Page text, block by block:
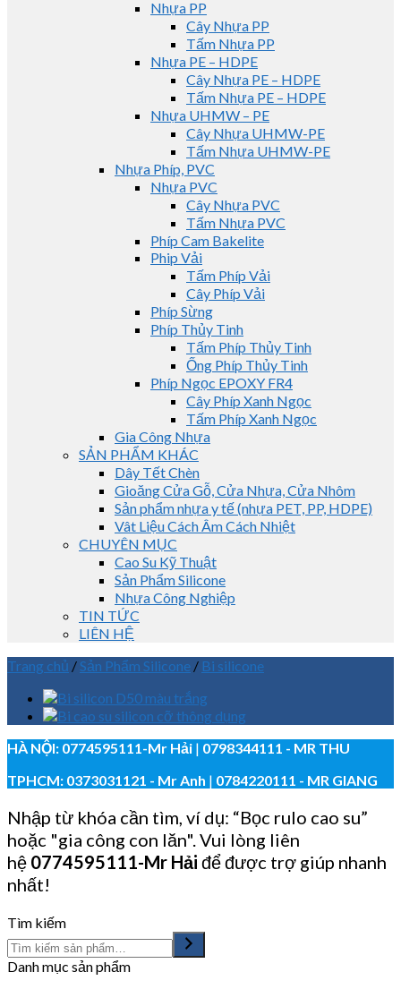
Nhựa PP
Cây Nhựa PP
Tấm Nhựa PP
Nhựa PE – HDPE
Cây Nhựa PE – HDPE
Tấm Nhựa PE – HDPE
Nhựa UHMW – PE
Cây Nhựa UHMW-PE
Tấm Nhựa UHMW-PE
Nhựa Phíp, PVC
Nhựa PVC
Cây Nhựa PVC
Tấm Nhựa PVC
Phíp Cam Bakelite
Phip Vải
Tấm Phíp Vải
Cây Phíp Vải
Phíp Sừng
Phíp Thủy Tinh
Tấm Phíp Thủy Tinh
Ống Phíp Thủy Tinh
Phíp Ngọc EPOXY FR4
Cây Phíp Xanh Ngọc
Tấm Phíp Xanh Ngọc
Gia Công Nhựa
SẢN PHẨM KHÁC
Dây Tết Chèn
Gioăng Cửa Gỗ, Cửa Nhựa, Cửa Nhôm
Sản phẩm nhựa y tế (nhựa PET, PP, HDPE)
Vât Liệu Cách Âm Cách Nhiệt
CHUYÊN MỤC
Cao Su Kỹ Thuật
Sản Phẩm Silicone
Nhựa Công Nghiệp
TIN TỨC
LIÊN HỆ
Trang chủ /Sản Phẩm Silicone / Bi silicone
HÀ NỘI: 0774595111-Mr Hải | 0798344111 - MR THU
TPHCM: 0373031121 - Mr Anh | 0784220111 - MR GIANG
Nhập từ khóa cần tìm, ví dụ: “Bọc rulo cao su”
hoặc "gia công con lăn". Vui lòng liên
hệ 0774595111-Mr Hải để được trợ giúp nhanh
nhất!
Tìm kiếm
Danh mục sản phẩm